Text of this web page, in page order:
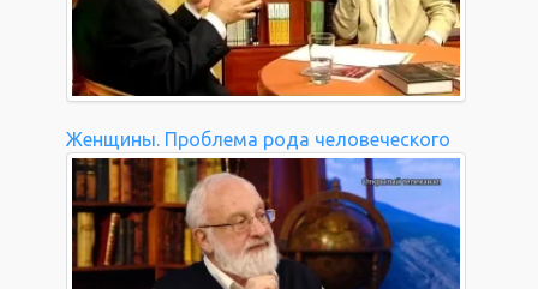
Женщины. Проблема рода человеческого